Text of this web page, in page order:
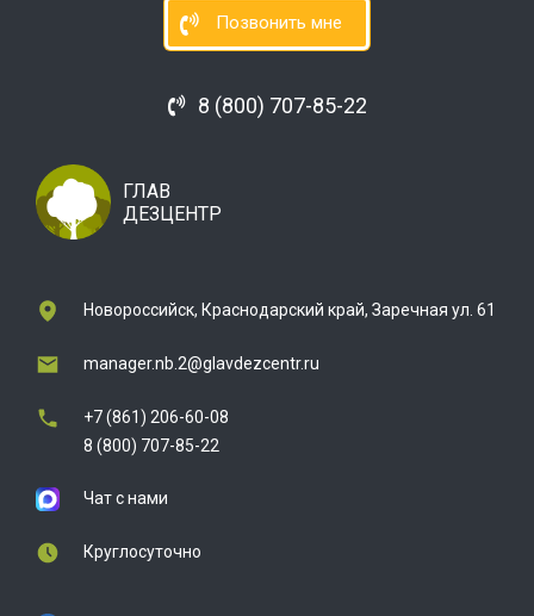
Позвонить мне
8 (800) 707-85-22
ГЛАВ
ДЕЗЦЕНТР
Новороссийск, Краснодарский край, Заречная ул. 61
manager.nb.2@glavdezcentr.ru
+7 (861) 206-60-08
8 (800) 707-85-22
Чат с нами
Круглосуточно